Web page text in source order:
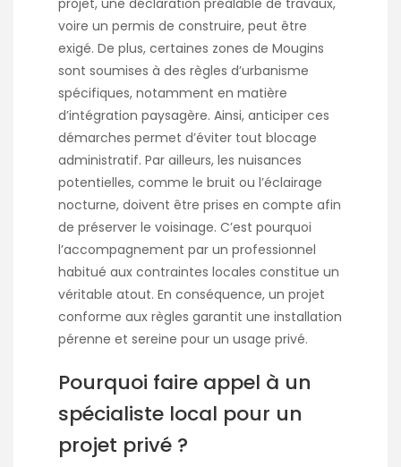
projet, une déclaration préalable de travaux,
voire un permis de construire, peut être
exigé. De plus, certaines zones de Mougins
sont soumises à des règles d’urbanisme
spécifiques, notamment en matière
d’intégration paysagère. Ainsi, anticiper ces
démarches permet d’éviter tout blocage
administratif. Par ailleurs, les nuisances
potentielles, comme le bruit ou l’éclairage
nocturne, doivent être prises en compte afin
de préserver le voisinage. C’est pourquoi
l’accompagnement par un professionnel
habitué aux contraintes locales constitue un
véritable atout. En conséquence, un projet
conforme aux règles garantit une installation
pérenne et sereine pour un usage privé.
Pourquoi faire appel à un
spécialiste local pour un
projet privé ?